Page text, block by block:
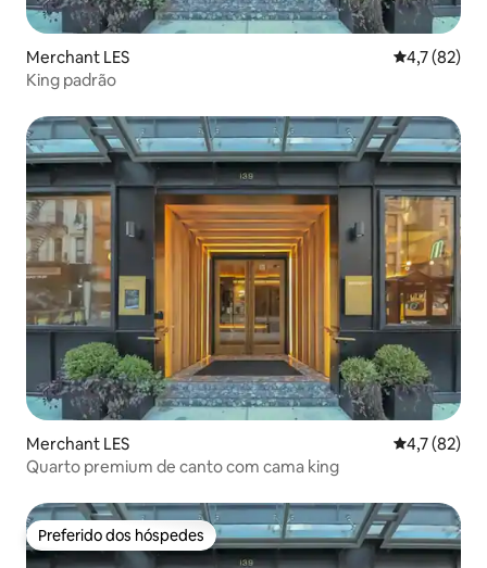
Merchant LES 4,7 de uma
4,7 (82)
King padrão
Merchant LES 4,7 de uma
4,7 (82)
Quarto premium de canto com cama king
Preferido dos hóspedes
Preferido dos hóspedes